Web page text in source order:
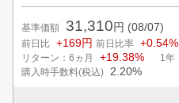
基準価額 31,310 円 (08/07)
前日比 +169円 前日比率 +0.54%
リターン：6ヵ月 +19.38% 1年
購入時手数料(税込) 2.20%